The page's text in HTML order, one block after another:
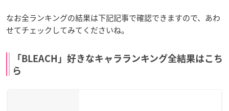
なお全ランキングの結果は下記記事で確認できますので、あわ
せてチェックしてみてくださいね。
「BLEACH」好きなキャラランキング全結果はこち
ら